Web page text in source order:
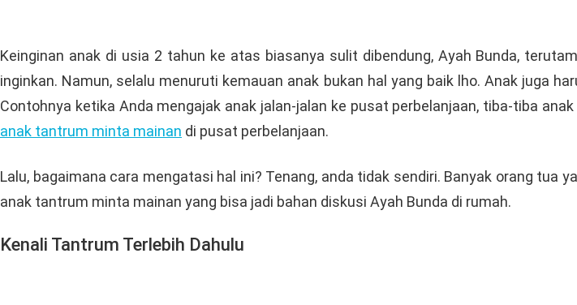
Keinginan anak di usia 2 tahun ke atas biasanya sulit dibendung, Ayah Bunda,
inginkan. Namun, selalu menuruti kemauan anak bukan hal yang baik lho. Anak juga
Contohnya ketika Anda mengajak anak jalan-jalan ke pusat perbelanjaan, tiba-tiba
anak tantrum minta mainan di pusat perbelanjaan.
Lalu, bagaimana cara mengatasi hal ini? Tenang, anda tidak sendiri. Banyak orang
anak tantrum minta mainan yang bisa jadi bahan diskusi Ayah Bunda di rumah.
Kenali Tantrum Terlebih Dahulu